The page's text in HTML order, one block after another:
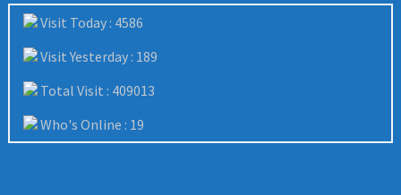
Visit Today : 4586
Visit Yesterday : 189
Total Visit : 409013
Who's Online : 19